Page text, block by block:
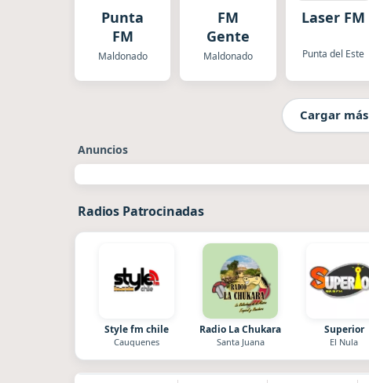
Punta
FM
Maldonado
FM
Gente
Maldonado
Laser FM
Punta del Este
Cargar más
Anuncios
Radios Patrocinadas
Style fm chile
Cauquenes
Radio La Chukara
Santa Juana
Superior
El Nula